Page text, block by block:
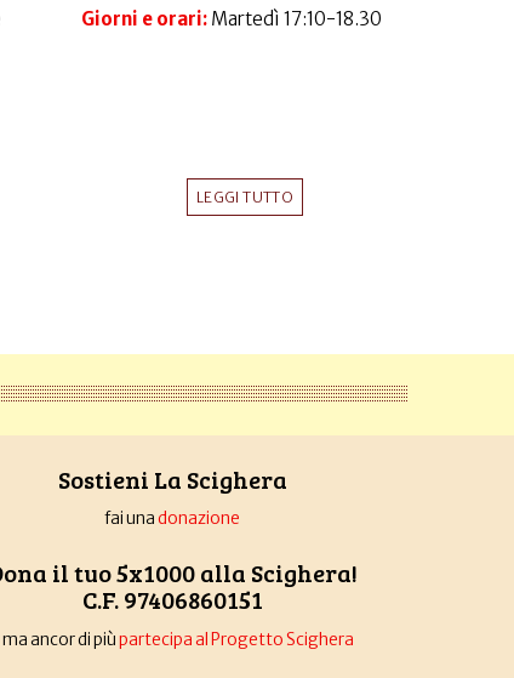
Giorni e orari: Martedì 17:10-18.30
LEGGI TUTTO
Sostieni La Scighera
fai unadonazione
il tuo 5x1000 alla Scighera!
C.F. 97406860151
ma ancor di piùpartecipa al Progetto Scighera